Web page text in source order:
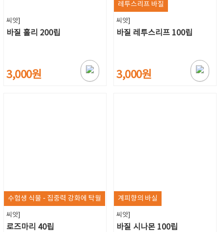
씨앗]
바질 홀리 200립
3,000원
레투스리프 바질
씨앗]
바질 레투스리프 100립
3,000원
수험생 식물 - 집중력 강화에 탁월
씨앗]
로즈마리 40립
계피향의 바실
씨앗]
바질 시나몬 100립